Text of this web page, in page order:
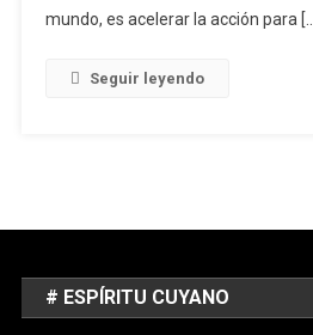
mundo, es acelerar la acción para […]
Seguir leyendo
# ESPÍRITU CUYANO